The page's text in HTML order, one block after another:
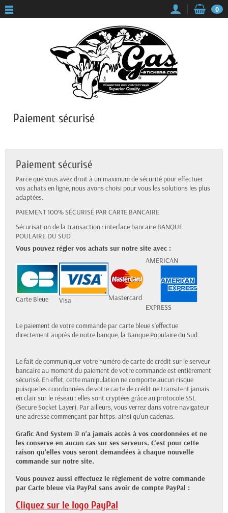
0
Paiement sécurisé
Paiement sécurisé
Parce que vous avez droit à un maximum de sécurité pour effectuer
vos achats en ligne, nous avons choisi pour vous les solutions les plus
adaptées.
PAIEMENT 100% SÉCURISÉ PAR CARTE BANCAIRE
Sécurisation de la transaction : interface bancaire BANQUE
POULAIRE DU SUD
Vous pouvez régler vos achats sur notre site avec :
Carte Bleue Visa Mastercard
AMERICAN
EXPRESS
Le paiement de votre commande par carte bleue s’effectue
directement auprès de notre banque, la Banque Populaire du Sud.
Le fait de communiquer votre numéro de carte de crédit sur le serveur
bancaire au moment du paiement de votre commande est entièrement
sécurisé. En effet, cette manipulation ne comporte aucun risque
puisque les coordonnées de votre carte de crédit ne transitent jamais
en clair sur le réseau : elles sont cryptées grâce au protocole SSL
(Secure Socket Layer). Par ailleurs, vous verrez dans votre navigateur
une adresse commençant par https: ainsi qu'un cadenas.
Grafic And System © n'a jamais accès à vos coordonnées et ne
les conserve en aucun cas sur ses serveurs. C'est pour cette
raison qu’elles vous seront demandées à chaque nouvelle
commande sur notre site.
Vous pouvez aussi effectuez le règlement de votre commande
par Carte bleue via PayPal sans avoir de compte PayPal :
Cliquez sur le logo PayPal
Panneau de gestion des cookies